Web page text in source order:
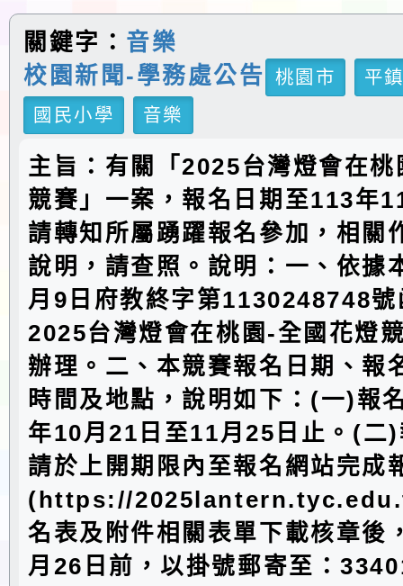
關鍵字： 音樂
校園新聞-學務處公告
桃園市
平
國民小學
音樂
主旨：有關「2025台灣燈會在
競賽」一案，報名日期至113年
請轉知所屬踴躍報名參加，相關
說明，請查照。說明：一、依據
月9日府教終字第1130248748號
2025台灣燈會在桃園-全國花燈
辦理。二、本競賽報名日期、報
時間及地點，說明如下：(一)報
年10月21日至11月25日止。(二
請於上開期限內至報名網站完成
(https://
名表及附件相關表單下載核章後
月26日前，以掛號郵寄至：